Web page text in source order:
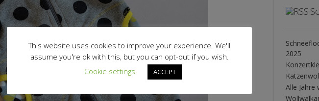
2025
Alle Jahre
This website uses cookies to improve your experience. We'll
assume you're ok with this, but you can opt-out if you wish.
Cookie settings
ACCEPT